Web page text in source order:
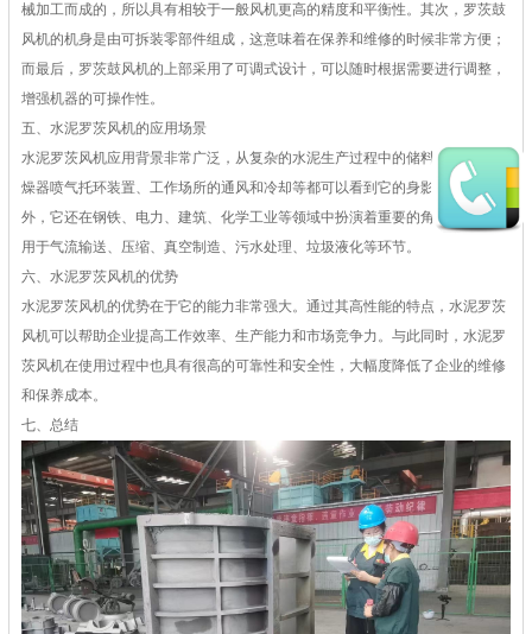
械加工而成的，所以具有相较于一般风机更高的精度和平衡性。其次，罗茨鼓
风机的机身是由可拆装零部件组成，这意味着在保养和维修的时候非常方便；
而最后，罗茨鼓风机的上部采用了可调式设计，可以随时根据需要进行调整，
增强机器的可操作性。
五、水泥罗茨风机的应用场景
水泥罗茨风机应用背景非常广泛，从复杂的水泥生产过程中的储料罐排除、干
燥器喷气托环装置、工作场所的通风和冷却等都可以看到它的身影。除此之
外，它还在钢铁、电力、建筑、化学工业等领域中扮演着重要的角色，被广泛
用于气流输送、压缩、真空制造、污水处理、垃圾液化等环节。
六、水泥罗茨风机的优势
水泥罗茨风机的优势在于它的能力非常强大。通过其高性能的特点，水泥罗茨
风机可以帮助企业提高工作效率、生产能力和市场竞争力。与此同时，水泥罗
茨风机在使用过程中也具有很高的可靠性和安全性，大幅度降低了企业的维修
和保养成本。
七、总结